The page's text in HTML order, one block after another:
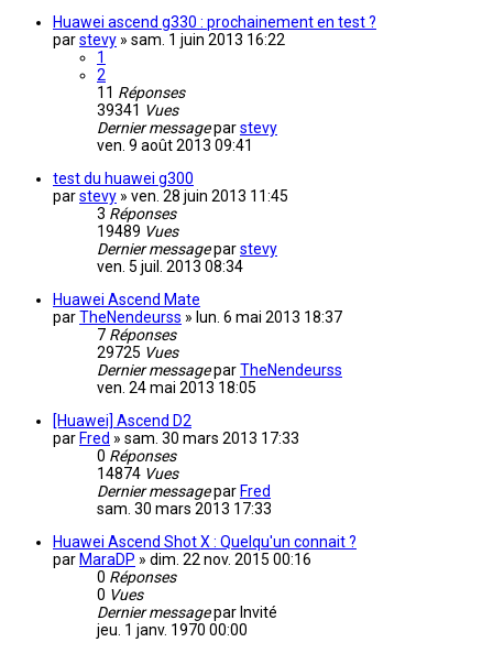
Huawei ascend g330 : prochainement en test ?
parstevy » sam. 1 juin 2013 16:22
1
2
11 Réponses
39341 Vues
Dernier messageparstevy
ven. 9 août 2013 09:41
test du huawei g300
parstevy » ven. 28 juin 2013 11:45
3 Réponses
19489 Vues
Dernier messageparstevy
ven. 5 juil. 2013 08:34
Huawei Ascend Mate
parTheNendeurss » lun. 6 mai 2013 18:37
7 Réponses
29725 Vues
Dernier messageparTheNendeurss
ven. 24 mai 2013 18:05
[Huawei] Ascend D2
par Fred » sam. 30 mars 2013 17:33
0 Réponses
14874 Vues
Dernier messagepar Fred
sam. 30 mars 2013 17:33
Huawei Ascend Shot X : Quelqu'un connait ?
par MaraDP » dim. 22 nov. 2015 00:16
0 Réponses
0 Vues
Dernier messagepar Invité
jeu. 1 janv. 1970 00:00